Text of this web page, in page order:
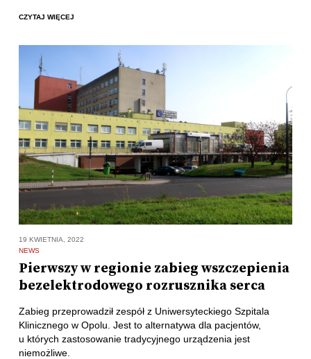
CZYTAJ WIĘCEJ
19 KWIETNIA, 2022
NEWS
Pierwszy w regionie zabieg wszczepienia
bezelektrodowego rozrusznika serca
Zabieg przeprowadził zespół z Uniwersyteckiego Szpitala
Klinicznego w Opolu. Jest to alternatywa dla pacjentów,
u których zastosowanie tradycyjnego urządzenia jest
niemożliwe.